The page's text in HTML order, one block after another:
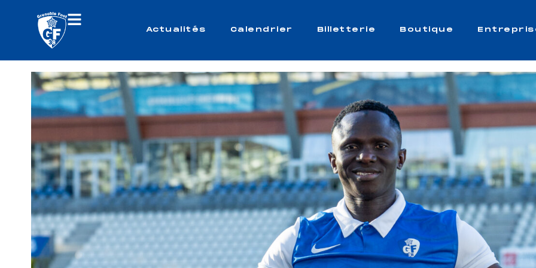
Actualités Calendrier Billetterie Boutique